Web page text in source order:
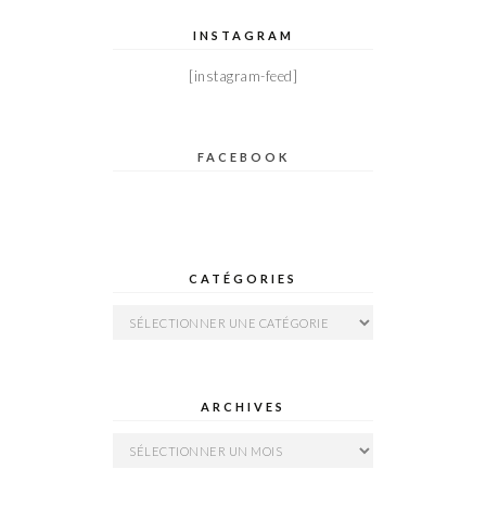
INSTAGRAM
[instagram-feed]
FACEBOOK
CATÉGORIES
Catégories
ARCHIVES
Archives